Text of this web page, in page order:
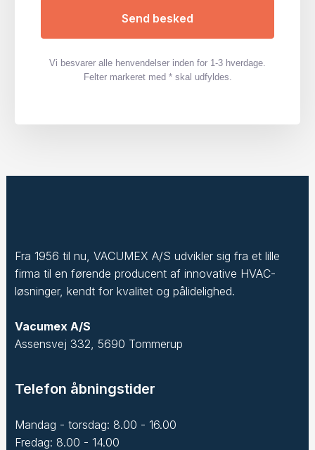
Vi besvarer alle henvendelser inden for 1-3 hverdage.
Felter markeret med * skal udfyldes.
Fra 1956 til nu, VACUMEX A/S udvikler sig fra et lille
firma til en førende producent af innovative HVAC-
løsninger, kendt for kvalitet og pålidelighed.
Vacumex A/S
Assensvej 332, 5690 Tommerup
Telefon åbningstider
Mandag - torsdag: 8.00 - 16.00
Fredag: 8.00 - 14.00